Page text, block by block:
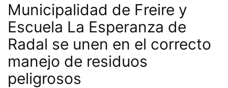
Municipalidad de Freire y
Escuela La Esperanza de
Radal se unen en el correcto
manejo de residuos
peligrosos